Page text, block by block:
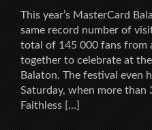
This year’s MasterCard
same record number of
total of 145 000 fans from
together to celebrate at
Balaton. The festival even
Saturday, when more than
Faithless […]